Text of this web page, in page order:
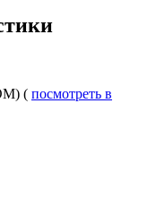
( посмотреть в